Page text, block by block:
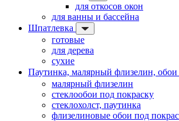
для откосов окон
для ванны и бассейна
Шпатлевка
готовые
для дерева
сухие
Паутинка, малярный флизелин, обои
малярный флизелин
стеклообои под покраску
стеклохолст, паутинка
флизелиновые обои под